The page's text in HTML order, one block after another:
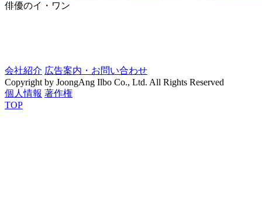
俳優のイ・ワン
会社紹介 広告案内・お問い合わせ
Copyright by JoongAng Ilbo Co., Ltd. All Rights Reserved
個人情報 著作権
TOP